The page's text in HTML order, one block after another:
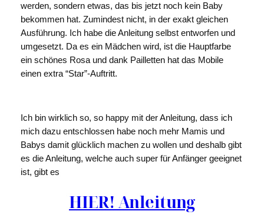
werden, sondern etwas, das bis jetzt noch kein Baby
bekommen hat. Zumindest nicht, in der exakt gleichen
Ausführung. Ich habe die Anleitung selbst entworfen und
umgesetzt. Da es ein Mädchen wird, ist die Hauptfarbe
ein schönes Rosa und dank Pailletten hat das Mobile
einen extra “Star”-Auftritt.
Ich bin wirklich so, so happy mit der Anleitung, dass ich
mich dazu entschlossen habe noch mehr Mamis und
Babys damit glücklich machen zu wollen und deshalb gibt
es die Anleitung, welche auch super für Anfänger geeignet
ist, gibt es
HIER! Anleitung